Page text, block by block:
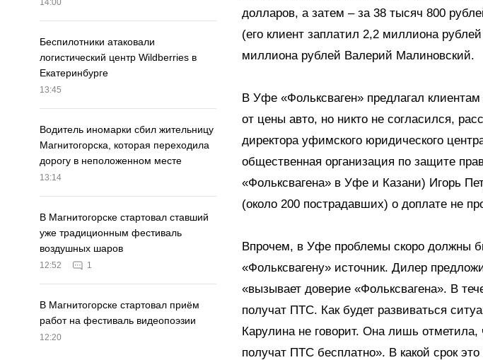
14:00
Беспилотники атаковали
логистический центр Wildberries в
Екатеринбурге
13:45
Водитель иномарки сбил жительницу
Магнитогорска, которая переходила
дорогу в неположенном месте
13:14
В Магнитогорске стартовал ставший
уже традиционным фестиваль
воздушных шаров
12:52 1
В Магнитогорске стартовал приём
работ на фестиваль видеопоэзии
12:20
долларов, а затем – за 38 тысяч 800
(его клиент заплатил 2,2 миллиона
миллиона рублей Валерий Малиновский.
В Уфе «Фольксваген» предлагал
от цены авто, но никто не согласился,
директора уфимского юридического
общественная организация по защите
«Фольксвагена» в Уфе и Казани) Игорь
(около 200 пострадавших) о доплате не
Впрочем, в Уфе проблемы скоро должны
«Фольксвагену» источник. Дилер
«вызывает доверие «Фольксвагена». В
получат ПТС. Как будет развиваться
Карулина не говорит. Она лишь
получат ПТС бесплатно». В какой срок